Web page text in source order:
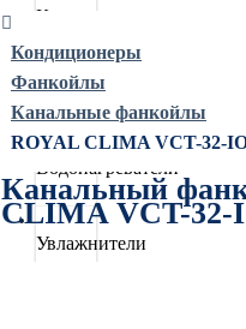
Кондиционеры
Обогреватели
Водонагреватели
Увлажнители
воздуха
Кондиционеры
Фанкойлы
Канальные фанкойлы
ROYAL CLIMA VCT-32-
Канальный
CLIMA VCT-32-